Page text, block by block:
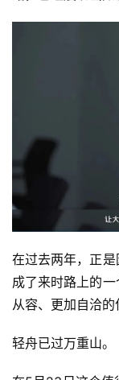
在过去两年，正
成了来时路上的
从容、更加自洽的
轻舟已过万重山。